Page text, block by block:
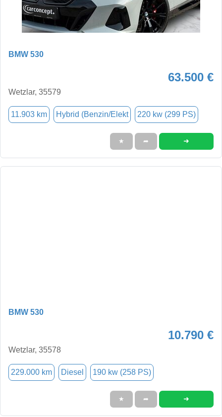
BMW 530
63.500 €
Wetzlar, 35579
11.903 km Hybrid (Benzin/Elekt 220 kw (299 PS)
★ ➦ ➜
BMW 530
10.790 €
Wetzlar, 35578
229.000 km Diesel 190 kw (258 PS)
★ ➦ ➜